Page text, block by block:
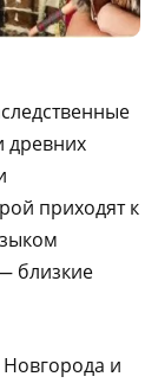
древних
приходят к
близкие
и